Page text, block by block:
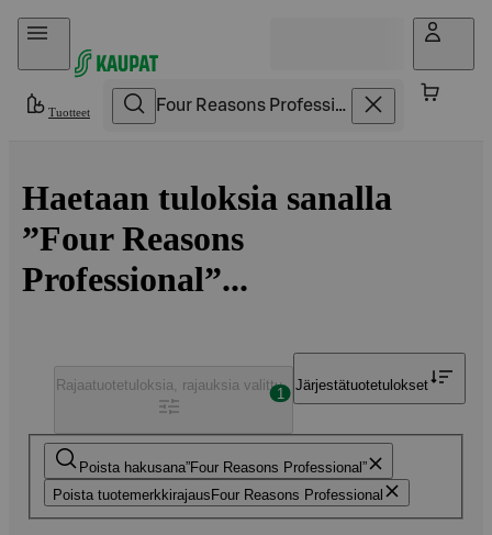
Hyppää sisältöön
Tuotteet
Haetaan tuloksia sanalla
”Four Reasons
Professional”...
Poista hakusana Four Reasons Professional
Poista tuotemerkkirajaus Four Reasons Professional
Rajaatuotetuloksia, rajauksia valittu
1
Järjestätuotetulokset